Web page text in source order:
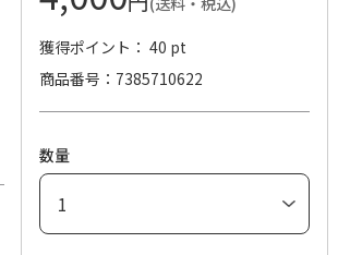
獲得ポイント： 40 pt
商品番号
7385710622
数量